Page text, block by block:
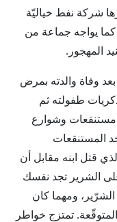
شركة نفط خياليّة
كما يواجه جماعة من
المهجور.
وفاة والدته بمرض
طفولته ثم
مستنقعات وشوارع
المستنقعات
قتل ابنه مقابل أن
الشرير تجد نفسك
ومهما كان
تمتزج خواطر